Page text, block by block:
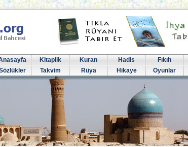
Kitaplik Kuran Hadis Fıkıh
Takvim Rüya Hikaye Oyunlar